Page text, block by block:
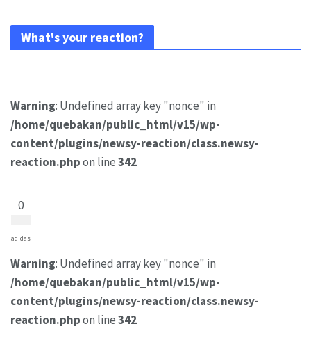
What's your reaction?
Warning: Undefined array key "nonce" in
/home/quebakan/public_html/v15/wp-
content/plugins/newsy-reaction/class.newsy-
reaction.phpon line342
0
adidas
Warning: Undefined array key "nonce" in
/home/quebakan/public_html/v15/wp-
content/plugins/newsy-reaction/class.newsy-
reaction.phpon line342